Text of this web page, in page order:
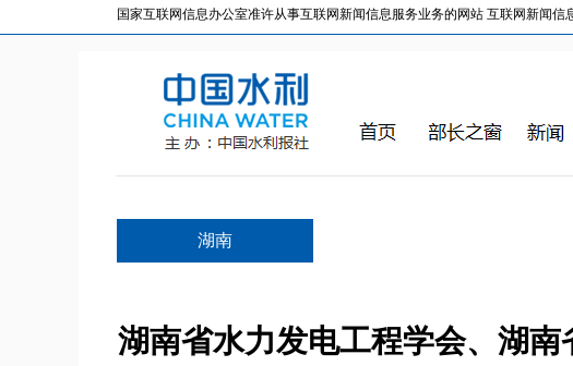
国家互联网信息办公室准许从事互联网新闻信息服务业务的网站 互联网新闻信
湖南
湖南省水力发电工程学会、湖